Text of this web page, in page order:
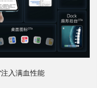
入满血性能